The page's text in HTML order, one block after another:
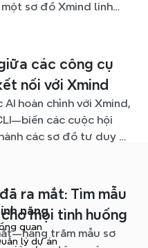
sơ đồ Xmind linh
các công cụ
nối với Xmind
hoàn chỉnh với Xmind,
các cuộc hội
các sơ đồ tư duy rõ
ra mắt: Tìm mẫu
mọi tình huống
trăm mẫu sơ
năng
quan
lý dự án